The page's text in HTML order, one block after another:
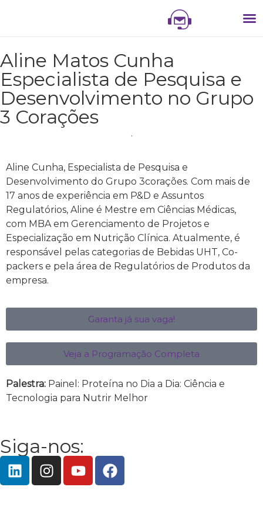
Aline Matos Cunha
Especialista de Pesquisa e
Desenvolvimento no Grupo
3 Corações
.
Aline Cunha, Especialista de Pesquisa e
Desenvolvimento do Grupo 3corações. Com mais de
17 anos de experiência em P&D e Assuntos
Regulatórios, Aline é Mestre em Ciências Médicas,
com MBA em Gerenciamento de Projetos e
Especialização em Nutrição Clínica. Atualmente, é
responsável pelas categorias de Bebidas UHT, Co-
packers e pela área de Regulatórios de Produtos da
empresa.
Garanta já sua vaga!
Veja a Programação Completa
Palestra: Painel: Proteína no Dia a Dia: Ciência e
Tecnologia para Nutrir Melhor
Siga-nos: